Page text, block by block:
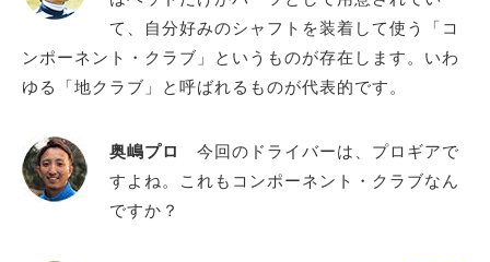
て、自分好みのシャフトを装着して使う「コ
ンポーネント・クラブ」というものが存在します。いわ
ゆる「地クラブ」と呼ばれるものが代表的です。
奥嶋プロ
今回のドライバーは、プロギアで
すよね。これもコンポーネント・クラブなん
ですか？